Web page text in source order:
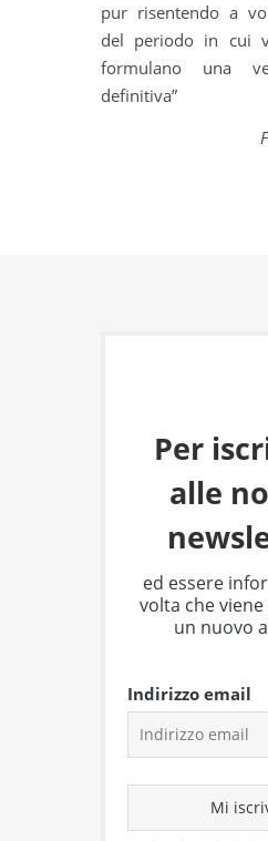
pur risentendo a
del periodo in cui
formulano una
definitiva”
Per
alle
ed essere
volta che
un nuovo
Indirizzo email